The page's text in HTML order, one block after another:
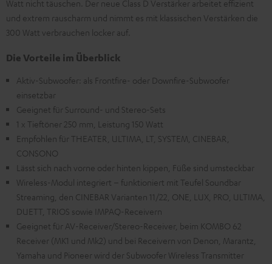
Watt nicht täuschen. Der neue Class D Verstärker arbeitet effizient
und extrem rauscharm und nimmt es mit klassischen Verstärken die
300 Watt verbrauchen locker auf.
Die Vorteile im Überblick
Aktiv-Subwoofer: als Frontfire- oder Downfire-Subwoofer
einsetzbar
Geeignet für Surround- und Stereo-Sets
1 x Tieftöner 250 mm, Leistung 150 Watt
Empfohlen für THEATER, ULTIMA, LT, SYSTEM, CINEBAR,
CONSONO
Lässt sich nach vorne oder hinten kippen, Füße sind umsteckbar
Wireless-Modul integriert – funktioniert mit Teufel Soundbar
Streaming, den CINEBAR Varianten 11/22, ONE, LUX, PRO, ULTIMA,
DUETT, TRIOS sowie IMPAQ-Receivern
Geeignet für AV-Receiver/Stereo-Receiver, beim KOMBO 62
Receiver (MK1 und Mk2) und bei Receivern von Denon, Marantz,
Yamaha und Pioneer wird der Subwoofer Wireless Transmitter